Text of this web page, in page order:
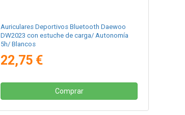
Auriculares Deportivos Bluetooth Daewoo
DW2023 con estuche de carga/ Autonomía
5h/ Blancos
22,75 €
Comprar